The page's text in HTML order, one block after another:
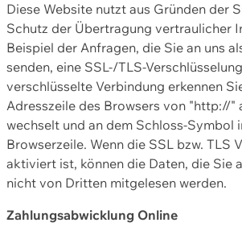
Diese Website nutzt aus Gründen der
Schutz der Übertragung vertraulicher
Beispiel der Anfragen, die Sie an uns
senden, eine SSL-/TLS-
verschlüsselte Verbindung erkennen
Adresszeile des Browsers von "http://"
wechselt und an dem Schloss-Symbol
Browserzeile. Wenn die SSL bzw. TLS
aktiviert ist, können die Daten, die Sie
nicht von Dritten mitgelesen werden.
Zahlungsabwicklung Online